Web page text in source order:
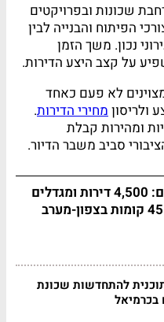
שכונות ובפרויקטים
הפיתוח והבנייה לבין
נכון. משך הזמן
על קצב היצע הדירות.
מצוינים לא פעם כאחד
ולריסוןמחירי הדירות.
ומהירות קבלת
סביב משבר הדיור.
גבעתיים: 4,500 דירות ומגדלים
של עד 45 קומות בצפון-מערב
להתחדשות שכונת
בכרמיאל